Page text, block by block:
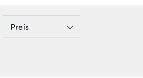
EIN
Preis